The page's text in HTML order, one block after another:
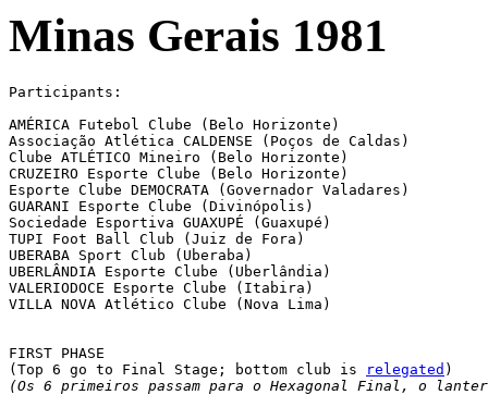
Minas Gerais 1981
Participants:
AMÉRICA Futebol Clube (Belo Horizonte)
Associação Atlética CALDENSE (Poços de Caldas)
Clube ATLÉTICO Mineiro (Belo Horizonte)
CRUZEIRO Esporte Clube (Belo Horizonte)
Esporte Clube DEMOCRATA (Governador Valadares)
GUARANI Esporte Clube (Divinópolis)
Sociedade Esportiva GUAXUPÉ (Guaxupé)
TUPI Foot Ball Club (Juiz de Fora)
UBERABA Sport Club (Uberaba)
UBERLÂNDIA Esporte Clube (Uberlândia)
VALERIODOCE Esporte Clube (Itabira)
VILLA NOVA Atlético Clube (Nova Lima)
FIRST PHASE
(Top 6 go to Final Stage; bottom club is
relegated
(Os 6 primeiros passam para o Hexagonal Final, o